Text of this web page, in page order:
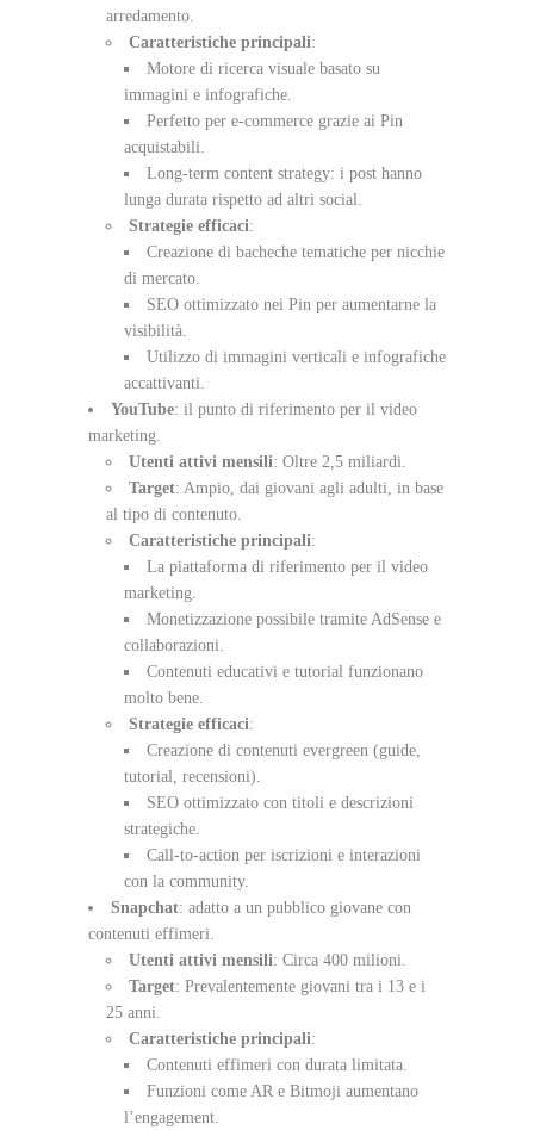
arredamento.
Caratteristiche principali:
Motore di ricerca visuale basato su
immagini e infografiche.
Perfetto per e-commerce grazie ai Pin
acquistabili.
Long-term content strategy: i post hanno
lunga durata rispetto ad altri social.
Strategie efficaci:
Creazione di bacheche tematiche per nicchie
di mercato.
SEO ottimizzato nei Pin per aumentarne la
visibilità.
Utilizzo di immagini verticali e infografiche
accattivanti.
YouTube: il punto di riferimento per il video
marketing.
Utenti attivi mensili: Oltre 2,5 miliardi.
Target: Ampio, dai giovani agli adulti, in base
al tipo di contenuto.
Caratteristiche principali:
La piattaforma di riferimento per il video
marketing.
Monetizzazione possibile tramite AdSense e
collaborazioni.
Contenuti educativi e tutorial funzionano
molto bene.
Strategie efficaci:
Creazione di contenuti evergreen (guide,
tutorial, recensioni).
SEO ottimizzato con titoli e descrizioni
strategiche.
Call-to-action per iscrizioni e interazioni
con la community.
Snapchat: adatto a un pubblico giovane con
contenuti effimeri.
Utenti attivi mensili: Circa 400 milioni.
Target: Prevalentemente giovani tra i 13 e i
25 anni.
Caratteristiche principali:
Contenuti effimeri con durata limitata.
Funzioni come AR e Bitmoji aumentano
l’engagement.